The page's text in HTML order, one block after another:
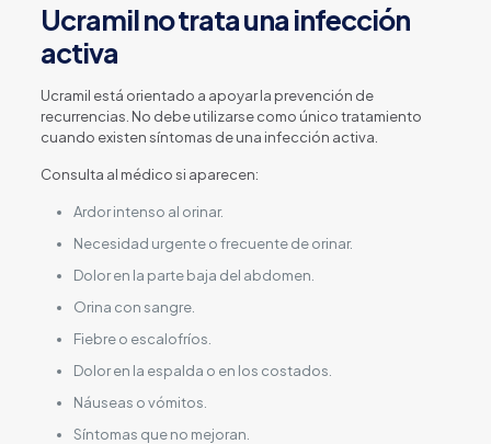
Ucramil no trata una infección
activa
Ucramil está orientado a apoyar la prevención de
recurrencias. No debe utilizarse como único tratamiento
cuando existen síntomas de una infección activa.
Consulta al médico si aparecen:
Ardor intenso al orinar.
Necesidad urgente o frecuente de orinar.
Dolor en la parte baja del abdomen.
Orina con sangre.
Fiebre o escalofríos.
Dolor en la espalda o en los costados.
Náuseas o vómitos.
Síntomas que no mejoran.